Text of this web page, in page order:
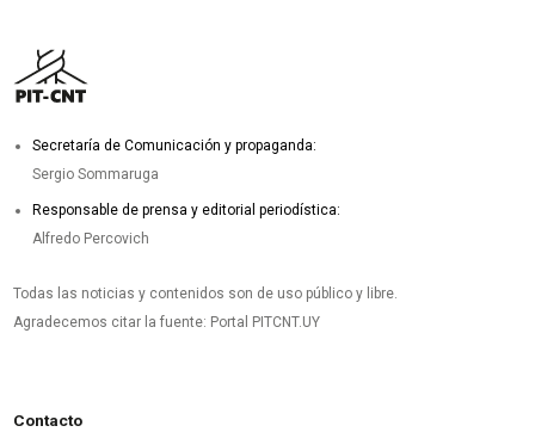
Secretaría de Comunicación y propaganda:
Sergio Sommaruga
Responsable de prensa y editorial periodística:
Alfredo Percovich
Todas las noticias y contenidos son de uso público y libre.
Agradecemos citar la fuente: Portal PITCNT.UY
Contacto